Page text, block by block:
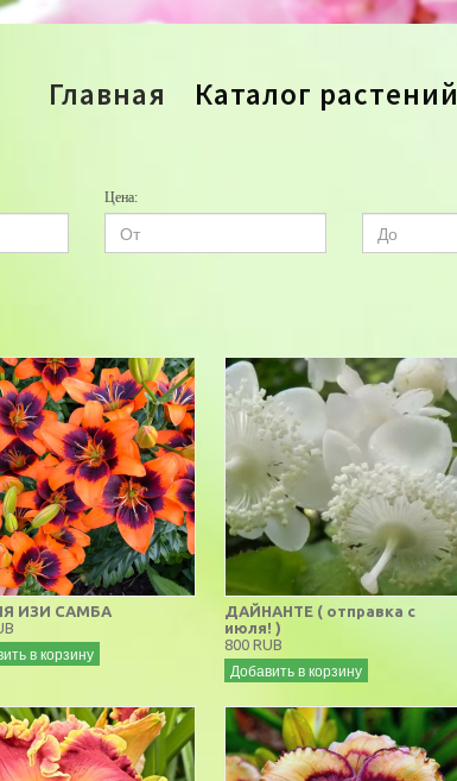
Главная Каталог растений
Цена:
ИЗИ САМБА
в корзину
ДАЙНАНТЕ ( отправка с
июля! )
800 RUB
Добавить в корзину